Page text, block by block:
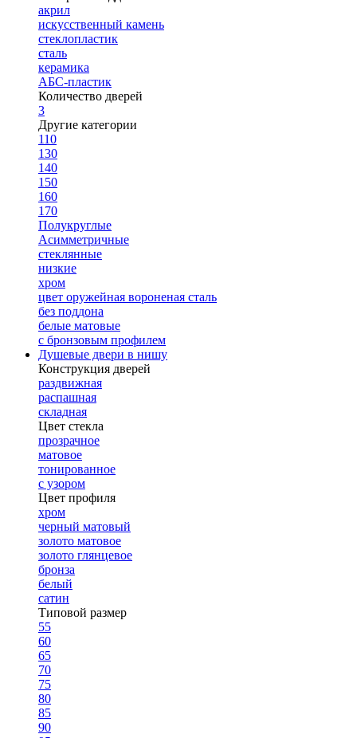
акрил
искусственный камень
стеклопластик
сталь
керамика
АБС-пластик
Количество дверей
3
Другие категории
110
130
140
150
160
170
Полукруглые
Асимметричные
стеклянные
низкие
хром
цвет оружейная вороненая сталь
без поддона
белые матовые
с бронзовым профилем
Душевые двери в нишу
Конструкция дверей
раздвижная
распашная
складная
Цвет стекла
прозрачное
матовое
тонированное
с узором
Цвет профиля
хром
черный матовый
золото матовое
золото глянцевое
бронза
белый
сатин
Типовой размер
55
60
65
70
75
80
85
90